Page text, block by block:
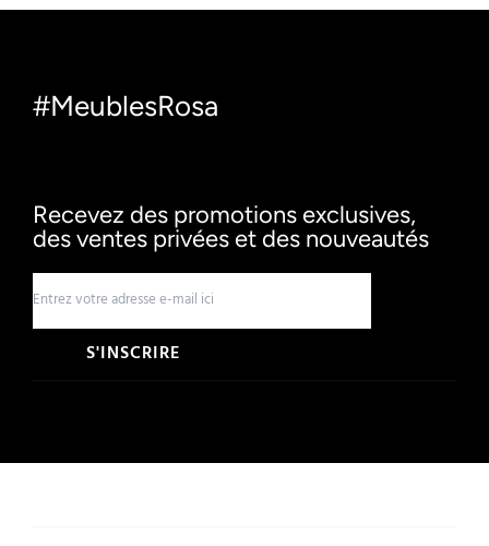
#MeublesRosa
Recevez des promotions exclusives,
des ventes privées et des nouveautés
S'INSCRIRE